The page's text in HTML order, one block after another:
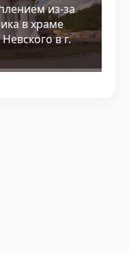
из-за
в храме
в г.